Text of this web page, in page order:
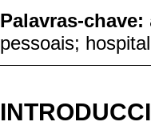
Palavras-chave:
pessoais;